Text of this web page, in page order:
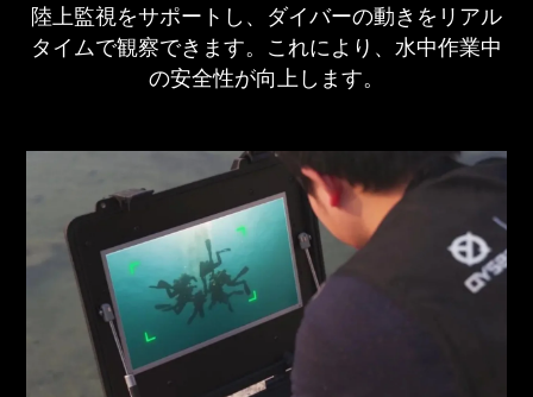
陸上監視をサポートし、ダイバーの動きをリアル
タイムで観察できます。これにより、水中作業中
の安全性が向上します。